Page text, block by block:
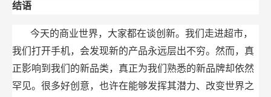
结语
今天的商业世界，大家都在谈创新。我们走进超市，
我们打开手机，会发现新的产品永远层出不穷。然而，真
正影响到我们的新品类，真正为我们熟悉的新品牌却依然
罕见。很多好创意，也许在能够发挥其潜力、改变世界之